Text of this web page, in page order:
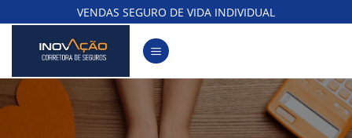
to
content
VENDAS SEGURO DE VIDA INDIVIDUAL